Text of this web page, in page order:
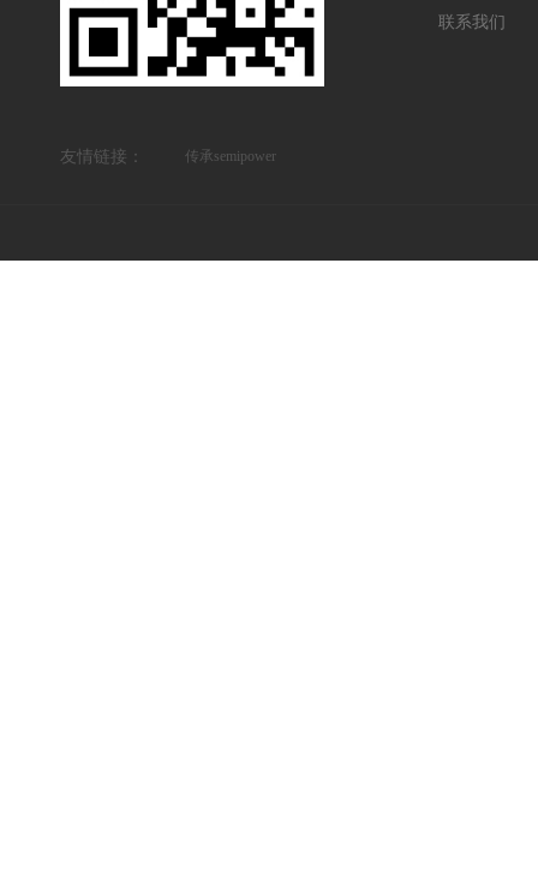
联系我们
友情链接： 传承semipower